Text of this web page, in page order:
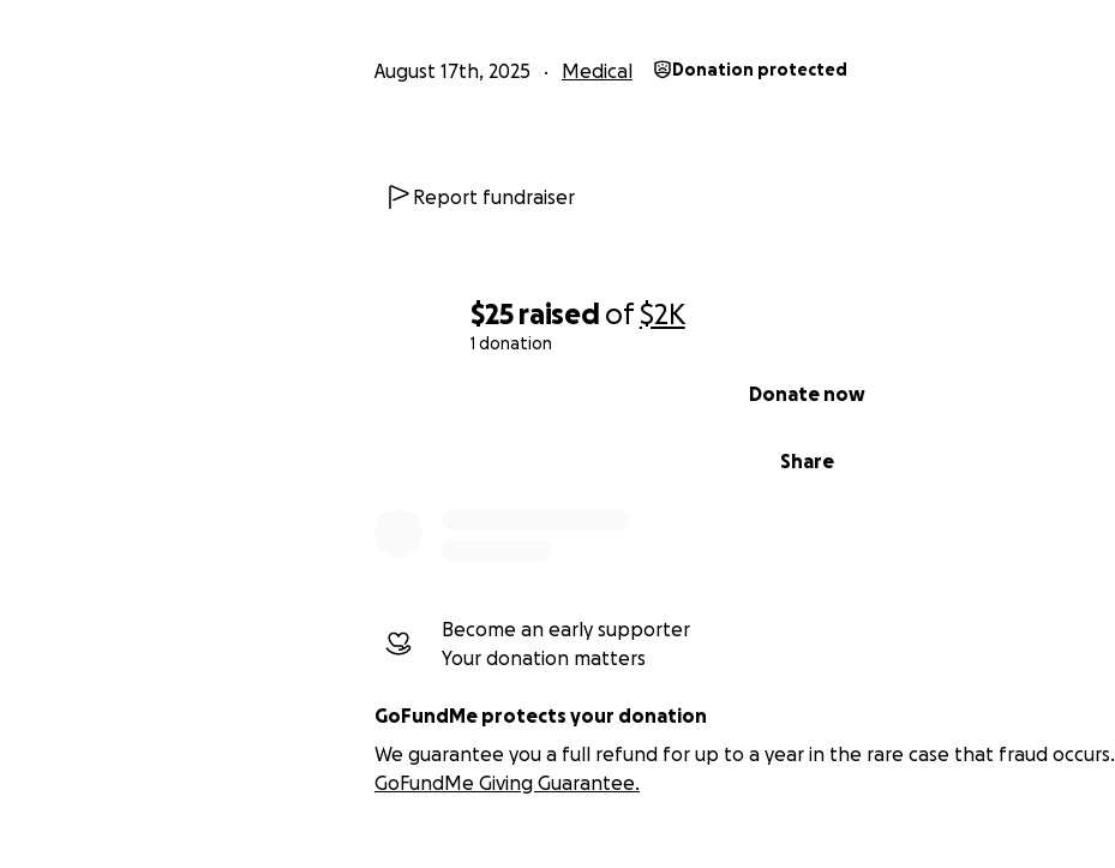
$25 raised of$2K
1 donation
Share
Donate now
Become an early supporter
Your donation matters
GoFundMe protects your donation
We guarantee you a full refund for up to a year in the rare case that fraud occurs.
GoFundMe Giving Guarantee.
August 17th, 2025 Medical Donation protected
Report fundraiser